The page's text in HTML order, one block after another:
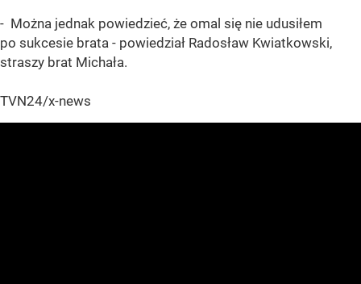
- Można jednak powiedzieć, że omal się nie udusiłem
po sukcesie brata - powiedział Radosław Kwiatkowski,
straszy brat Michała.
TVN24/x-news